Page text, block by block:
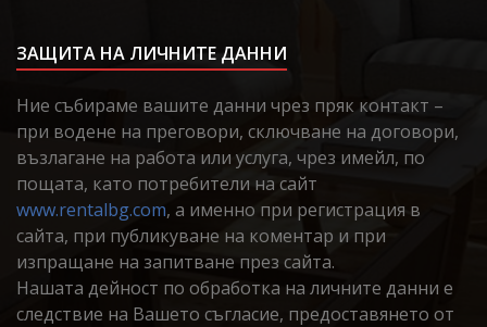
ЗАЩИТА НА ЛИЧНИТЕ ДАННИ
Ние събираме вашите данни чрез пряк контакт –
при водене на преговори, сключване на договори,
възлагане на работа или услуга, чрез имейл, по
пощата, като потребители на сайт
www.rentalbg.com, а именно при регистрация в
сайта, при публикуване на коментар и при
изпращане на запитване през сайта.
Нашата дейност по обработка на личните данни е
следствие на Вашето съгласие, предоставянето от